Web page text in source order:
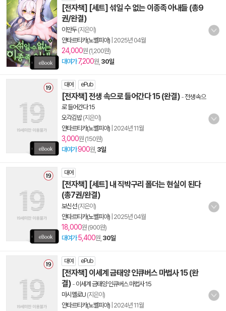
[전자책] [세트] 섞일 수 없는 이종족 아내들 (총9
권/완결)
이만두(지은이)
안타르티카(노벨피아) 2025년 04월
24,000원 (1,200원)
대여가 7,200원, 30일
대여 ePub
[전자책] 전생 속으로 들어간다 15 (완결) -전생 속으
로 들어간다 15
오각김밥(지은이)
안타르티카(노벨피아) 2024년 11월
3,000원 (150원)
대여가900원, 3일
대여
[전자책] [세트] 내 직박구리 폴더는 현실이 된다
(총7권/완결)
보신선(지은이)
안타르티카(노벨피아) 2025년 04월
18,000원 (900원)
대여가 5,400원, 30일
대여 ePub
[전자책] 이세계 금태양 인큐버스 마법사 15 (완
결) - 이세계 금태양 인큐버스 마법사 15
마시멜로U (지은이)
안타르티카(노벨피아) 2024년 11월